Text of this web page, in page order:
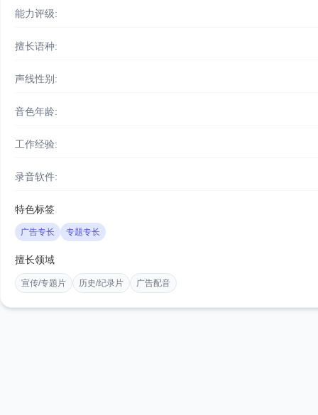
能力评级:
擅长语种:
声线性别:
音色年龄:
工作经验:
录音软件:
特色标签
广告专长 专题专长
擅长领域
宣传/专题片 历史/纪录片 广告配音